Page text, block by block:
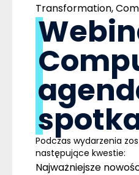
Transformation,
Podczas wydarzenia
następujące kwestie:
Najważniejsze